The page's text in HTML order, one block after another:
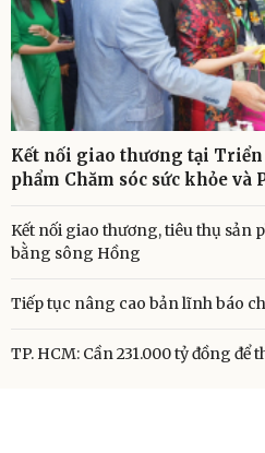
Kết nối giao thương tại Triển
phẩm Chăm sóc sức khỏe và
Kết nối giao thương, tiêu thụ sản
bằng sông Hồng
Tiếp tục nâng cao bản lĩnh báo
TP. HCM: Cần 231.000 tỷ đồng